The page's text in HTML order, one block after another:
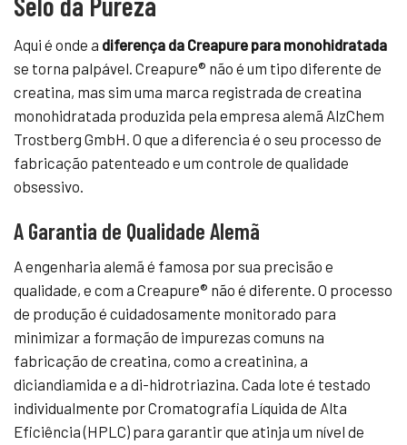
Aqui é onde a diferença da Creapure para monohidratada
se torna palpável. Creapure® não é um tipo diferente de
creatina, mas sim uma marca registrada de creatina
monohidratada produzida pela empresa alemã AlzChem
Trostberg GmbH. O que a diferencia é o seu processo de
fabricação patenteado e um controle de qualidade
obsessivo.
A Garantia de Qualidade Alemã
A engenharia alemã é famosa por sua precisão e
qualidade, e com a Creapure® não é diferente. O processo
de produção é cuidadosamente monitorado para
minimizar a formação de impurezas comuns na
fabricação de creatina, como a creatinina, a
diciandiamida e a di-hidrotriazina. Cada lote é testado
individualmente por Cromatografia Líquida de Alta
Eficiência (HPLC) para garantir que atinja um nível de